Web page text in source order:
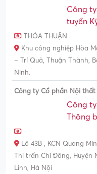
Công
tuyển
THỎA THUẬN
Khu công nghiệp Hòa
– Trí Quả, Thuận Thành,
Ninh.
Công ty Cổ phần Nội thất
Công
Thông
Lô 43B , KCN Quang
Thị trấn Chi Đông, Huyện
Linh, Hà Nội